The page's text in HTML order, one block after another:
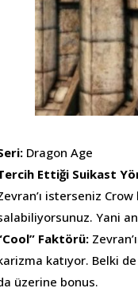
Dragon Age
Ettiği Suikast
isterseniz
Yani
Faktörü:
katıyor. Belki
üzerine bonus.